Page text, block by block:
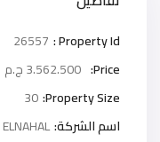
Property Id :
26557
Price: 3.562.500 ج.م
Property Size:
30
اسم الشركة:ELNAHAL